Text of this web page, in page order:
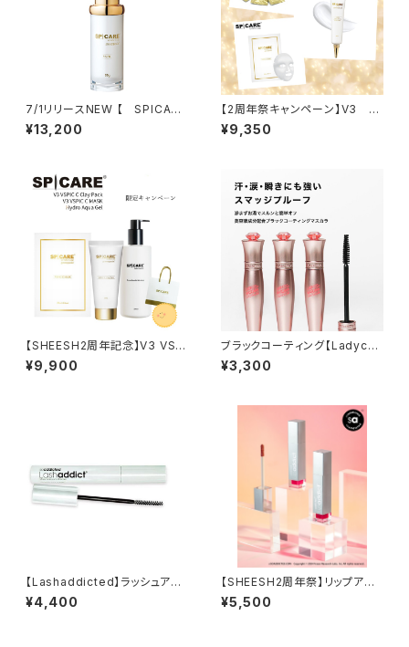
7/1リリースNEW 【 SPICARE
】V3 VSPIC R
¥13,200
【2周年祭キャンペーン】V3 V
SPIC Cサンセラム＋Cマスク
＋デリバリーC 3点セット
¥9,350
【SHEESH2周年記念】V3 VSPI
C クレイパック＋Cマスク＋アク
アゲル＋オリジナルショッパー付
¥9,900
ブラックコーティング【Ladycoc
o】ラッシュマスカラ チャームイ
ンクリージス
¥3,300
【Lashaddicted】ラッシュアデ
ィクト メジャーエクステンショ
ンマスカラ
¥4,400
【SHEESH2周年祭】リップアデ
ィクト ¥¥6,600(税込)→¥5,5
00(税込)
¥5,500